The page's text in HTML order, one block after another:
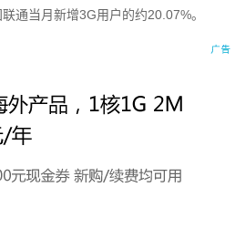
通当月新增3G用户的约20.07%。